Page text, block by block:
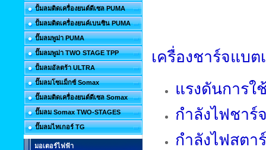
ปั้มลมติดเครื่องยนต์ดีเซล PUMA
ปั้มลมติดเครื่องยนค์เบนซิน PUMA
ปั๊มลมพูม่า PUMA
ปั๊มลมพูม่า TWO STAGE TPP
ปั้มลมอัลตร้า ULTRA
ปั๊มลมโซแม็กซ์ Somax
ปั๊มลมติดเครื่องยนต์ดีเซล Somax
ปั๊มลม Somax TWO-STAGES
ปั๊มลมไทเกอร์ TG
มอเตอร์ไฟฟ้า
เครื่องชาร์จแบ
แรงดันการใ
กำลังไฟชาร์
กำลังไฟสตา